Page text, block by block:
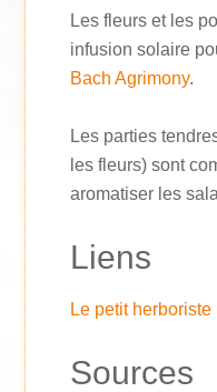
Les fleurs et les
infusion solaire
Bach Agrimony.
Les parties
les fleurs) sont
aromatiser les
Liens
Le petit herboriste
Sources